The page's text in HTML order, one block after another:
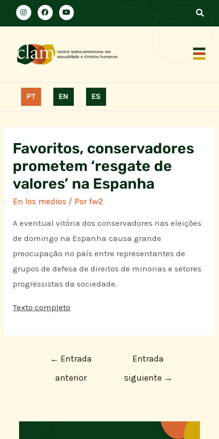
PT EN ES
Favoritos, conservadores
prometem ‘resgate de
valores’ na Espanha
En los medios / Porfw2
A eventual vitória dos conservadores nas eleições
de domingo na Espanha causa grande
preocupação no país entre representantes de
grupos de defesa de direitos de minorias e setores
progressistas da sociedade.
Texto completo
← Entrada
anterior
Entrada
siguiente →